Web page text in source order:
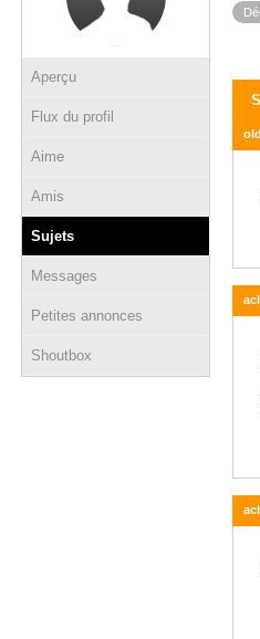
Aperçu
Flux du profil
Aime
Amis
Sujets
Messages
Petites annonces
Shoutbox